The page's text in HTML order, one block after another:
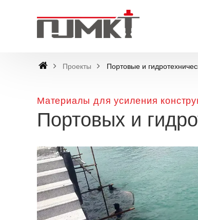
Проекты Портовые и
Материалы для усиления
Портовых и